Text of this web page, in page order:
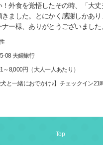
！外食を覚悟したその時、「大
きました。とにかく感謝しかあ
ー様、ありがとうございました
08 夫婦旅行
～8,000円（大人一人あたり）
犬と一緒におでかけ♪】チェックイン
Top